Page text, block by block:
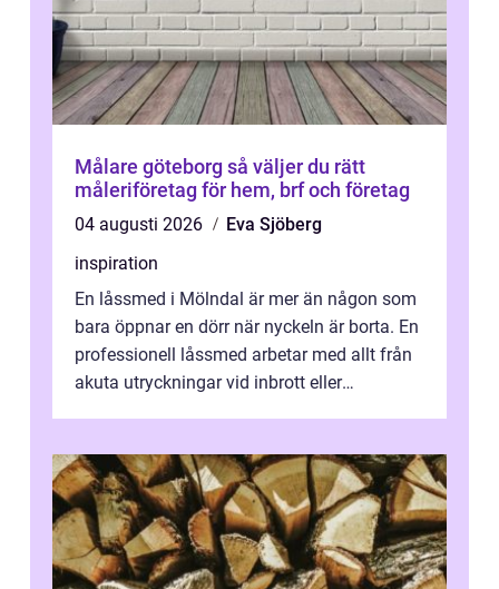
Målare göteborg så väljer du rätt
måleriföretag för hem, brf och företag
04 augusti 2026
Eva Sjöberg
inspiration
En låssmed i Mölndal är mer än någon som
bara öppnar en dörr när nyckeln är borta. En
professionell låssmed arbetar med allt från
akuta utryckningar vid inbrott eller